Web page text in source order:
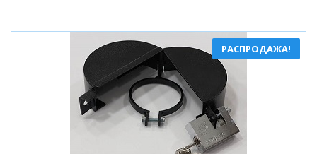
популярности
РАСПРОДАЖА!